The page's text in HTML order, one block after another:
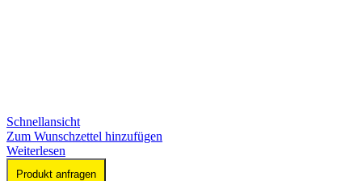
Schnellansicht
Zum Wunschzettel hinzufügen
Weiterlesen
Produkt anfragen